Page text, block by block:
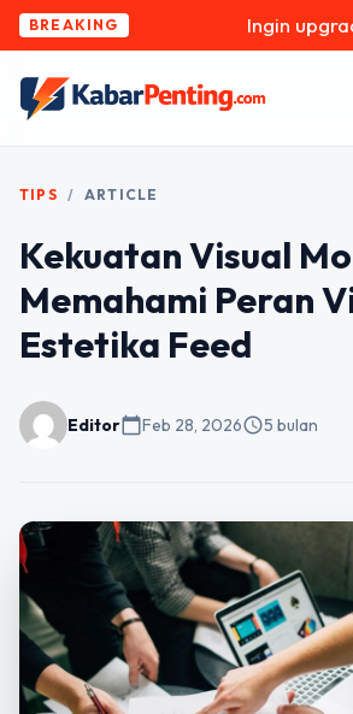
BREAKING Ingin
TIPS / ARTICLE
Kekuatan Visual
Memahami Peran
Estetika Feed
Editorcalendar_todayFeb 28, 2026schedule5 bulan